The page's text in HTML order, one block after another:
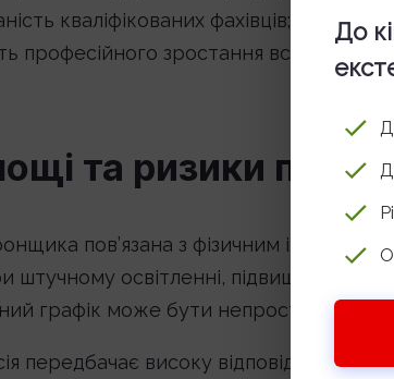
До
кваліфікованих фахівців;
професійного зростання всередині
та ризики
пов’язана з фізичним і
штучному освітленні, підвищена
графік може бути непростим для
передбачає високу